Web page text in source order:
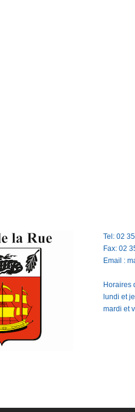
Tel: 02
Fax: 02
Email :
Horaires
lundi et
mardi et